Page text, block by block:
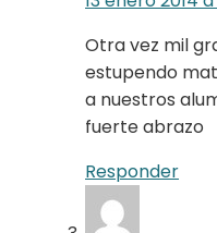
Otra vez mil
estupendo
a nuestros
fuerte abrazo
Responder